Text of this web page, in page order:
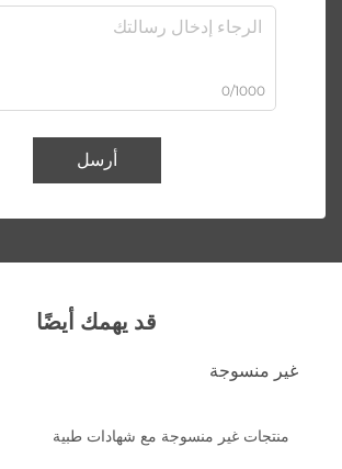
0/1000
أرسل
قد يهمك أيضًا
غير منسوجة
منتجات غير منسوجة مع شهادات طبية